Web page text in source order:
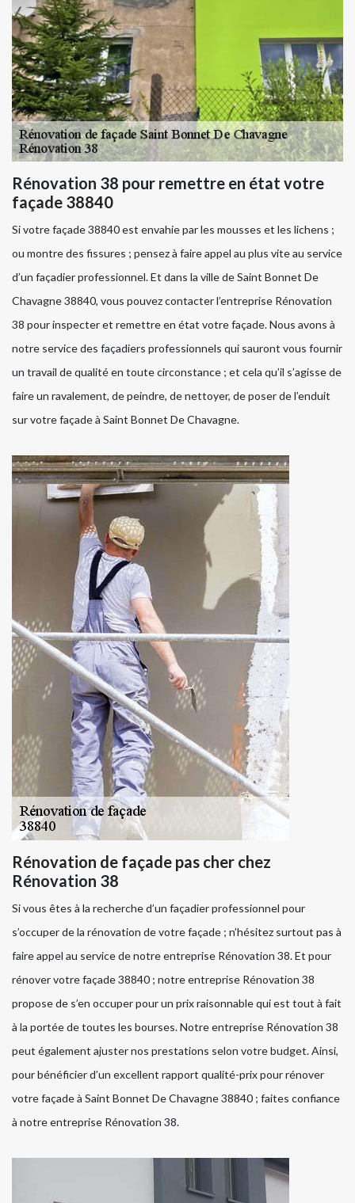
Rénovation 38 pour remettre en état votre
façade 38840
Si votre façade 38840 est envahie par les mousses et les lichens ;
ou montre des fissures ; pensez à faire appel au plus vite au service
d’un façadier professionnel. Et dans la ville de Saint Bonnet De
Chavagne 38840, vous pouvez contacter l’entreprise Rénovation
38 pour inspecter et remettre en état votre façade. Nous avons à
notre service des façadiers professionnels qui sauront vous fournir
un travail de qualité en toute circonstance ; et cela qu’il s’agisse de
faire un ravalement, de peindre, de nettoyer, de poser de l’enduit
sur votre façade à Saint Bonnet De Chavagne.
Rénovation de façade pas cher chez
Rénovation 38
Si vous êtes à la recherche d’un façadier professionnel pour
s’occuper de la rénovation de votre façade ; n’hésitez surtout pas à
faire appel au service de notre entreprise Rénovation 38. Et pour
rénover votre façade 38840 ; notre entreprise Rénovation 38
propose de s’en occuper pour un prix raisonnable qui est tout à fait
à la portée de toutes les bourses. Notre entreprise Rénovation 38
peut également ajuster nos prestations selon votre budget. Ainsi,
pour bénéficier d’un excellent rapport qualité-prix pour rénover
votre façade à Saint Bonnet De Chavagne 38840 ; faites confiance
à notre entreprise Rénovation 38.